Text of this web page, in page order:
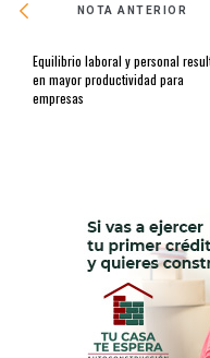
NOTA ANTERIOR
Equilibrio laboral y personal
en mayor productividad para
empresas